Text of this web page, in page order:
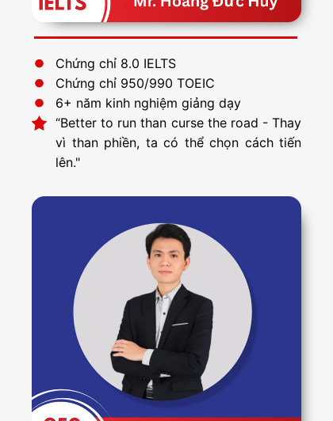
Chứng chỉ 8.0 IELTS
Chứng chỉ 950/990 TOEIC
6+ năm kinh nghiệm giảng dạy
“Better to run than curse the road - Thay
vì than phiền, ta có thể chọn cách tiến
lên."